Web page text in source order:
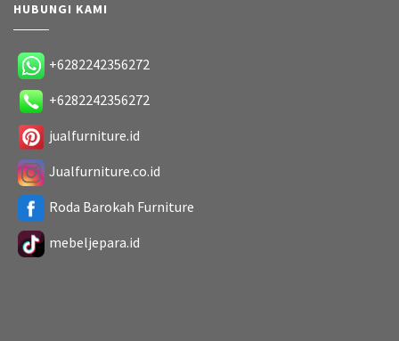
HUBUNGI KAMI
+6282242356272
+6282242356272
jualfurniture.id
Jualfurniture.co.id
Roda Barokah Furniture
mebeljepara.id